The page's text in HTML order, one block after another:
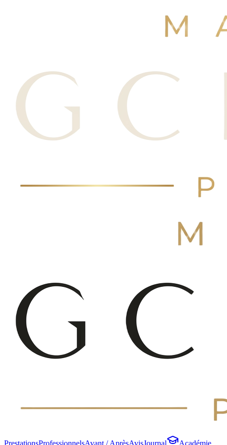
PrestationsProfessionnelsAvant / AprèsAvisJournal
Académie